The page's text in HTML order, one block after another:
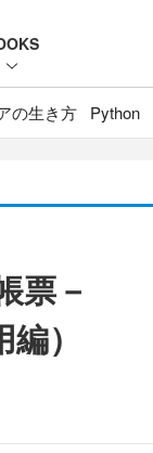
の生き方 Python
票－
）